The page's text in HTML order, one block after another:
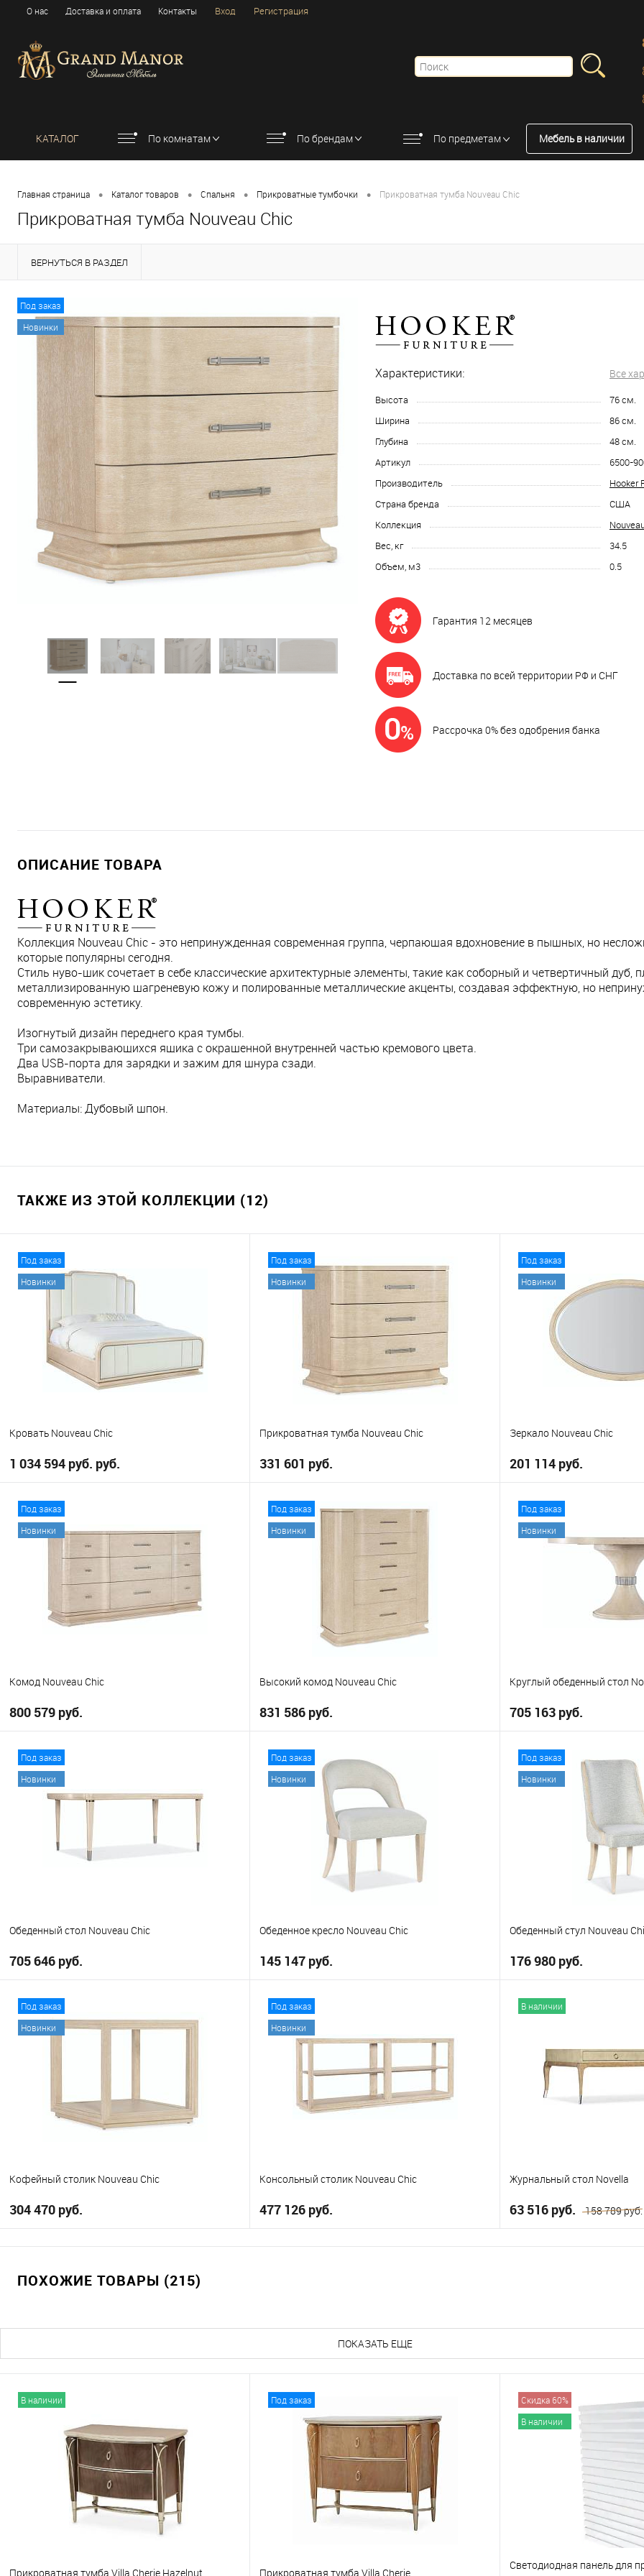
О нас Доставка и оплата Контакты Вход Регистрация
КАТАЛОГ По комнатам По брендам По предметам Мебель в наличии
Главная страница • Каталог товаров • Спальня • Прикроватные тумбочки • Прикроватная тумба Nouveau Chic
Прикроватная тумба Nouveau Chic
ВЕРНУТЬСЯ В РАЗДЕЛ
Под заказ
Новинки
Характеристики: Все
Высота 76см.
Ширина
86см.
Глубина
48см.
Артикул
6500-
Производитель
Hooker
Страна бренда
США
Коллекция
Вес, кг
34.5
Объем, м3
0.5
Гарантия 12 месяцев
Доставка по всей территории РФ и СНГ
Рассрочка 0% без одобрения банка
ОПИСАНИЕ ТОВАРА
Коллекция Nouveau Chic - это непринужденная современная группа, черпающая вдохновение в пышных, но
которые популярны сегодня.
Стиль нуво-шик сочетает в себе классические архитектурные элементы, такие как соборный и четвертичный
металлизированную шагреневую кожу и полированные металлические акценты, создавая эффектную, но
современную эстетику.
Изогнутый дизайн переднего края тумбы.
Три самозакрывающихся ящика с окрашенной внутренней частью кремового цвета.
Два USB-порта для зарядки и зажим для шнура сзади.
Выравниватели.
Материалы: Дубовый шпон.
ТАКЖЕ ИЗ ЭТОЙ КОЛЛЕКЦИИ (12)
Под заказ
Новинки
Кровать Nouveau Chic
1 034 594 руб. руб.
Под заказ
Новинки
Прикроватная тумба Nouveau Chic
331 601 руб.
Под заказ
Новинки
Зеркало Nouveau Chic
201 114 руб.
Под заказ
Новинки
Комод Nouveau Chic
800 579 руб.
В избранное
Под заказ
Новинки
Высокий комод Nouveau Chic
831 586 руб.
В избранное
Под заказ
Новинки
Круглый обеденный стол
705 163 руб.
Под заказ
Новинки
Обеденный стол Nouveau Chic
705 646 руб.
Под заказ
Новинки
Обеденное кресло Nouveau Chic
145 147 руб.
В избранное
Под заказ
Новинки
Обеденный стул Nouveau
176 980 руб.
В избранное
Под заказ
Новинки
Кофейный столик Nouveau Chic
304 470 руб.
В корзину
Под заказ
Новинки
Консольный столик Nouveau Chic
477 126 руб.
В корзину
В наличии
Журнальный стол Novella
63 516 руб. 158 789 руб.
В
ПОХОЖИЕ ТОВАРЫ (215)
ПОКАЗАТЬ ЕЩЕ
В наличии
Прикроватная тумба Villa Cherie Hazelnut
Под заказ
Прикроватная тумба Villa Cherie
Скидка 60%
В наличии
Светодиодная панель для